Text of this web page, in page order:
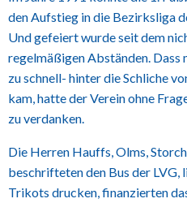
den Aufstieg in die Bezirksliga
Und gefeiert wurde seit dem
regelmäßigen Abständen. Dass
zu schnell- hinter die Schliche
kam, hatte der Verein ohne
zu verdanken.
Die Herren Hauffs, Olms,
beschrifteten den Bus der LVG,
Trikots drucken, finanzierten